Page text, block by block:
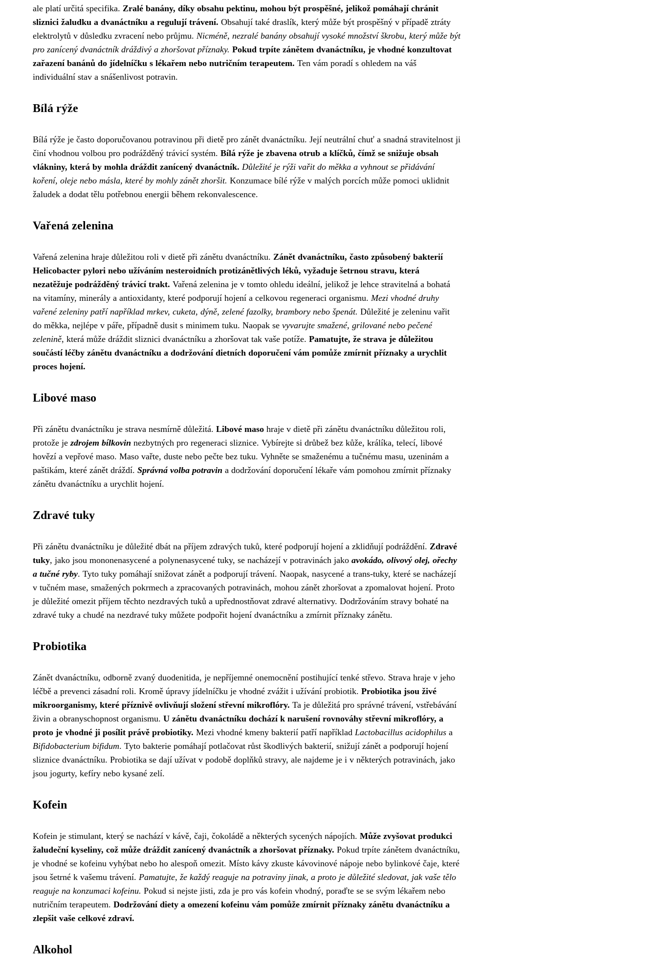
ale platí určitá specifika. Zralé banány, díky obsahu pektinu, mohou být prospěšné, jelikož pomáhají chránit
sliznici žaludku a dvanáctníku a regulují trávení. Obsahují také draslík, který může být prospěšný v případě ztráty
elektrolytů v důsledku zvracení nebo průjmu. Nicméně, nezralé banány obsahují vysoké množství škrobu, který může být
pro zanícený dvanáctník dráždivý a zhoršovat příznaky. Pokud trpíte zánětem dvanáctníku, je vhodné konzultovat
zařazení banánů do jídelníčku s lékařem nebo nutričním terapeutem. Ten vám poradí s ohledem na váš
individuální stav a snášenlivost potravin.
Bílá rýže
Bílá rýže je často doporučovanou potravinou při dietě pro zánět dvanáctníku. Její neutrální chuť a snadná stravitelnost ji
činí vhodnou volbou pro podrážděný trávicí systém. Bílá rýže je zbavena otrub a klíčků, čímž se snižuje obsah
vlákniny, která by mohla dráždit zanícený dvanáctník. Důležité je rýži vařit do měkka a vyhnout se přidávání
koření, oleje nebo másla, které by mohly zánět zhoršit. Konzumace bílé rýže v malých porcích může pomoci uklidnit
žaludek a dodat tělu potřebnou energii během rekonvalescence.
Vařená zelenina
Vařená zelenina hraje důležitou roli v dietě při zánětu dvanáctníku. Zánět dvanáctníku, často způsobený bakterií
Helicobacter pylori nebo užíváním nesteroidních protizánětlivých léků, vyžaduje šetrnou stravu, která
nezatěžuje podrážděný trávicí trakt. Vařená zelenina je v tomto ohledu ideální, jelikož je lehce stravitelná a bohatá
na vitamíny, minerály a antioxidanty, které podporují hojení a celkovou regeneraci organismu. Mezi vhodné druhy
vařené zeleniny patří například mrkev, cuketa, dýně, zelené fazolky, brambory nebo špenát. Důležité je zeleninu vařit
do měkka, nejlépe v páře, případně dusit s minimem tuku. Naopak se vyvarujte smažené, grilované nebo pečené
zelenině, která může dráždit sliznici dvanáctníku a zhoršovat tak vaše potíže. Pamatujte, že strava je důležitou
součástí léčby zánětu dvanáctníku a dodržování dietních doporučení vám pomůže zmírnit příznaky a urychlit
proces hojení.
Libové maso
Při zánětu dvanáctníku je strava nesmírně důležitá. Libové maso hraje v dietě při zánětu dvanáctníku důležitou roli,
protože je zdrojem bílkovin nezbytných pro regeneraci sliznice. Vybírejte si drůbež bez kůže, králíka, telecí, libové
hovězí a vepřové maso. Maso vařte, duste nebo pečte bez tuku. Vyhněte se smaženému a tučnému masu, uzeninám a
paštikám, které zánět dráždí. Správná volba potravin a dodržování doporučení lékaře vám pomohou zmírnit příznaky
zánětu dvanáctníku a urychlit hojení.
Zdravé tuky
Při zánětu dvanáctníku je důležité dbát na příjem zdravých tuků, které podporují hojení a zklidňují podráždění. Zdravé
tuky, jako jsou mononenasycené a polynenasycené tuky, se nacházejí v potravinách jako avokádo, olivový olej, ořechy
a tučné ryby. Tyto tuky pomáhají snižovat zánět a podporují trávení. Naopak, nasycené a trans-tuky, které se nacházejí
v tučném mase, smažených pokrmech a zpracovaných potravinách, mohou zánět zhoršovat a zpomalovat hojení. Proto
je důležité omezit příjem těchto nezdravých tuků a upřednostňovat zdravé alternativy. Dodržováním stravy bohaté na
zdravé tuky a chudé na nezdravé tuky můžete podpořit hojení dvanáctníku a zmírnit příznaky zánětu.
Probiotika
Zánět dvanáctníku, odborně zvaný duodenitida, je nepříjemné onemocnění postihující tenké střevo. Strava hraje v jeho
léčbě a prevenci zásadní roli. Kromě úpravy jídelníčku je vhodné zvážit i užívání probiotik. Probiotika jsou živé
mikroorganismy, které příznivě ovlivňují složení střevní mikroflóry. Ta je důležitá pro správné trávení, vstřebávání
živin a obranyschopnost organismu. U zánětu dvanáctníku dochází k narušení rovnováhy střevní mikroflóry, a
proto je vhodné ji posílit právě probiotiky. Mezi vhodné kmeny bakterií patří například Lactobacillus acidophilus a
Bifidobacterium bifidum. Tyto bakterie pomáhají potlačovat růst škodlivých bakterií, snižují zánět a podporují hojení
sliznice dvanáctníku. Probiotika se dají užívat v podobě doplňků stravy, ale najdeme je i v některých potravinách, jako
jsou jogurty, kefíry nebo kysané zelí.
Kofein
Kofein je stimulant, který se nachází v kávě, čaji, čokoládě a některých sycených nápojích. Může zvyšovat produkci
žaludeční kyseliny, což může dráždit zanícený dvanáctník a zhoršovat příznaky. Pokud trpíte zánětem dvanáctníku,
je vhodné se kofeinu vyhýbat nebo ho alespoň omezit. Místo kávy zkuste kávovinové nápoje nebo bylinkové čaje, které
jsou šetrné k vašemu trávení. Pamatujte, že každý reaguje na potraviny jinak, a proto je důležité sledovat, jak vaše tělo
reaguje na konzumaci kofeinu. Pokud si nejste jisti, zda je pro vás kofein vhodný, poraďte se se svým lékařem nebo
nutričním terapeutem. Dodržování diety a omezení kofeinu vám pomůže zmírnit příznaky zánětu dvanáctníku a
zlepšit vaše celkové zdraví.
Alkohol